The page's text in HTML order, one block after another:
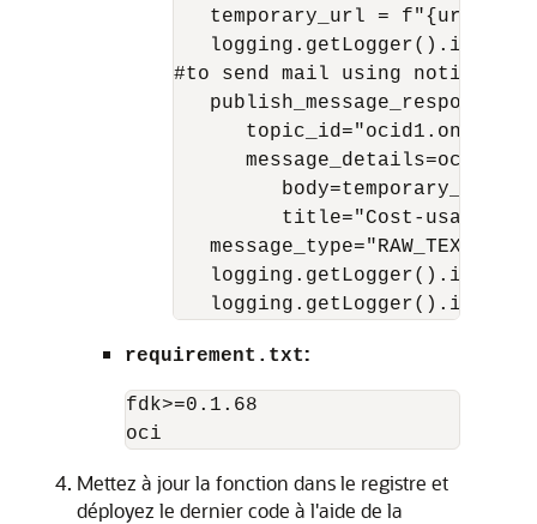
temporary_url =
#to send mail using
publish_message_response =
         body=temporary_url,
title="Cost-usage
   message_type="RAW_TEXT")
requirement.txt:
fdk>=0.1.68
Mettez à jour la fonction dans le registre et
déployez le dernier code à l'aide de la